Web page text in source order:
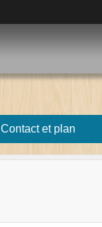
Contact et plan